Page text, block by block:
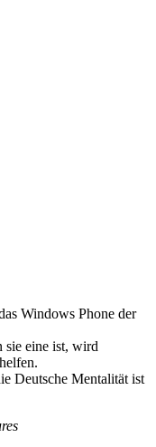
Windows Phone der
sie eine ist, wird
Deutsche Mentalität ist